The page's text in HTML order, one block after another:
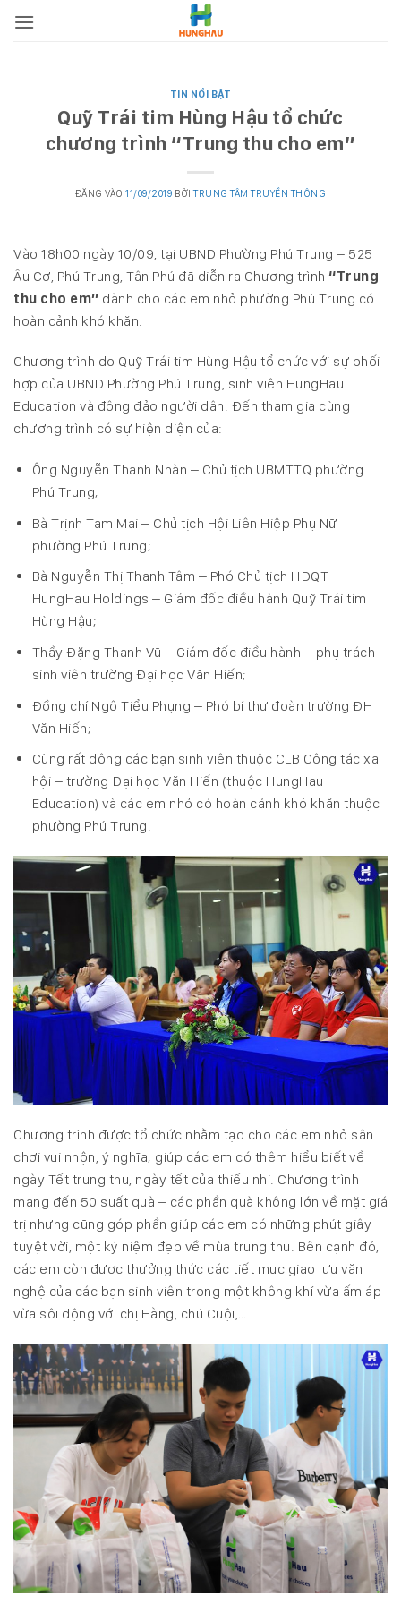
qua
TIN NỔI BẬT
Quỹ Trái tim Hùng Hậu tổ chức
chương trình “Trung thu cho em”
ĐĂNG VÀO11/09/2019 BỞITRUNG TÂM TRUYỀN THÔNG
Vào 18h00 ngày 10/09, tại UBND Phường Phú Trung – 525
Âu Cơ, Phú Trung, Tân Phú đã diễn ra Chương trình “Trung
thu cho em” dành cho các em nhỏ phường Phú Trung có
hoàn cảnh khó khăn.
Chương trình do Quỹ Trái tim Hùng Hậu tổ chức với sự phối
hợp của UBND Phường Phú Trung, sinh viên HungHau
Education và đông đảo người dân. Đến tham gia cùng
chương trình có sự hiện diện của:
Ông Nguyễn Thanh Nhàn – Chủ tịch UBMTTQ phường
Phú Trung;
Bà Trịnh Tam Mai – Chủ tịch Hội Liên Hiệp Phụ Nữ
phường Phú Trung;
Bà Nguyễn Thị Thanh Tâm – Phó Chủ tịch HĐQT
HungHau Holdings – Giám đốc điều hành Quỹ Trái tim
Hùng Hậu;
Thầy Đặng Thanh Vũ – Giám đốc điều hành – phụ trách
sinh viên trường Đại học Văn Hiến;
Đồng chí Ngô Tiểu Phụng – Phó bí thư đoàn trường ĐH
Văn Hiến;
Cùng rất đông các bạn sinh viên thuộc CLB Công tác xã
hội – trường Đại học Văn Hiến (thuộc HungHau
Education) và các em nhỏ có hoàn cảnh khó khăn thuộc
phường Phú Trung.
Chương trình được tổ chức nhằm tạo cho các em nhỏ sân
chơi vui nhộn, ý nghĩa; giúp các em có thêm hiểu biết về
ngày Tết trung thu, ngày tết của thiếu nhi. Chương trình
mang đến 50 suất quà – các phần quà không lớn về mặt giá
trị nhưng cũng góp phần giúp các em có những phút giây
tuyệt vời, một kỷ niệm đẹp về mùa trung thu. Bên cạnh đó,
các em còn được thưởng thức các tiết mục giao lưu văn
nghệ của các bạn sinh viên trong một không khí vừa ấm áp
vừa sôi động với chị Hằng, chú Cuội,…